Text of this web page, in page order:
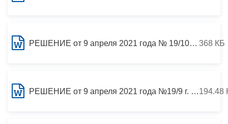
РЕШЕНИЕ от 9 апреля 2021 года № 19/10 г. Владикавказ О внесении изменений в персональный состав Комиссии по рассмотрению вопросов о присвоении звания «Почётный гражданин города Владикавказ (Дзауджикау)», утвержденный решением Собрания представителей г. 368 КБ
РЕШЕНИЕ от 9 апреля 2021 года №19/9 г. Владикавказ О внесении изменений в Положение об официальном сайте муниципального образования г. Владикавказ, утвержденное решением Собрания представителей г. Владикавказа от 27.03.2015 № 10/60194.48